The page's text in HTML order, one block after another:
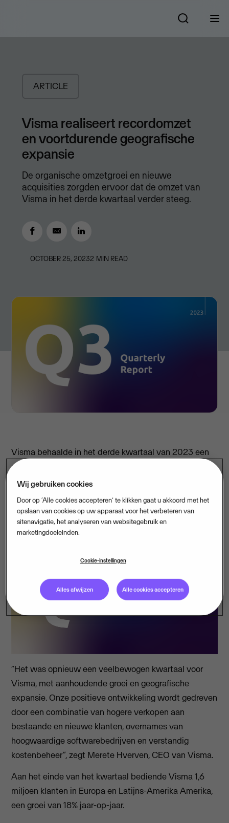
ARTICLE
Visma realiseert recordomzet
en voortdurende geografische
expansie
De organische omzetgroei en nieuwe
acquisities zorgden ervoor dat de omzet van
Visma in het derde kwartaal verder steeg.
OCTOBER 25, 20232 MIN READ
Visma behaalde in het derde kwartaal van 2023 een
recordomzet van 593 miljoen euro, een groei van 15
procent vergeleken met dezelfde periode vorig jaar. De
EBITDA bedroeg 203 miljoen euro, eveneens een
recordniveau, en 18 procent meer dan in het derde
kwartaal van 22.
“Het was opnieuw een veelbewogen kwartaal voor
Visma, met aanhoudende groei en geografische
expansie. Onze positieve ontwikkeling wordt gedreven
door een combinatie van hogere verkopen aan
bestaande en nieuwe klanten, overnames van
hoogwaardige softwarebedrijven en verstandig
kostenbeheer”, zegt Merete Hverven, CEO van Visma.
Aan het einde van het kwartaal bediende Visma 1,6
miljoen klanten in Europa en Latijns-Amerika Amerika,
een groei van 18% jaar-op-jaar.
Wij gebruiken cookies
Door op ‘Alle cookies accepteren’ te klikken gaat u akkoord met het
opslaan van cookies op uw apparaat voor het verbeteren van
sitenavigatie, het analyseren van websitegebruik en
marketingdoeleinden.
Cookie-instellingen
Alles afwijzen Alle cookies accepteren